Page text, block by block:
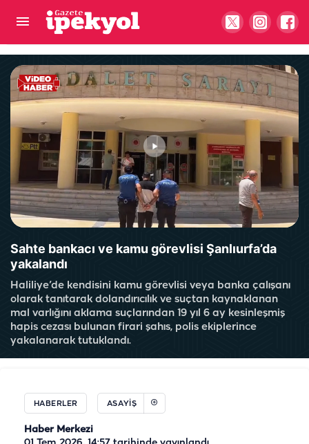
Sahte bankacı ve kamu görevlisi Şanlıurfa’da
yakalandı
Haliliye’de kendisini kamu görevlisi veya banka çalışanı
olarak tanıtarak dolandırıcılık ve suçtan kaynaklanan
mal varlığını aklama suçlarından 19 yıl 6 ay kesinleşmiş
hapis cezası bulunan firari şahıs, polis ekiplerince
yakalanarak tutuklandı.
HABERLER ASAYIŞ
Haber Merkezi
Şanlıurfa’da hastane önünde silahlı saldırıya
uğrayan şüpheli öldü